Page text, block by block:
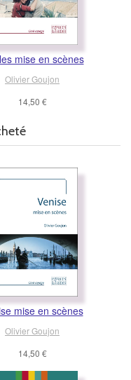
mise en scènes
Olivier Goujon
14,50 €
mise en scènes
Olivier Goujon
14,50 €